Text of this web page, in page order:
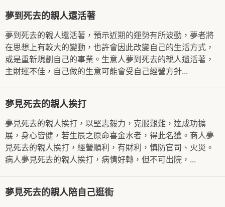
夢到死去的親人還活著
夢到死去的親人還活著，預示近期的運勢有所波動，夢者將
在思想上有較大的變動，也許會因此改變自己的生活方式，
或是重新規劃自己的事業。生意人夢到死去的親人還活著，
主財運不佳，自己做的生意可能會受自己經營方針...
夢見死去的親人挨打
夢見死去的親人挨打，以堅志毅力，克服艱難，達成功擴
展，身心皆健，若生辰之原命喜金水者，得此名獲。商人夢
見死去的親人挨打，經營順利，有財利，慎防官司、火災。
病人夢見死去的親人挨打，病情好轉，但不可出院，...
夢見死去的親人陪自己逛街